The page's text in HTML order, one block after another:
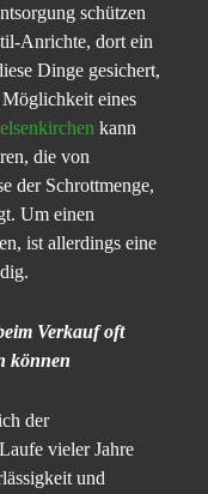
schützen
Anrichte, dort ein
Dinge gesichert,
eines
kann
die von
der Schrottmenge,
Um einen
ist allerdings eine
Verkauf oft
können
der
vieler Jahre
und